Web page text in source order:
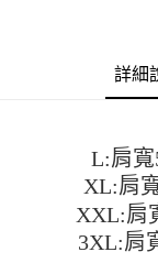
【注意事項】
1.本服務係由「台灣
用戶於交易時，得透
買賣價金債權讓與本
2.基於同意付款使用
資料（包含姓名、電
由本公司與您本人進
１．於結帳方式選擇
結帳頁面，進行簡訊
ATM／網路銀行／等
※ 請注意：結帳手續
購買商品的店家。未
後付繳納相關費用。
※ 交易是否成功請以
是否繳費成功／繳費
付款 後全家取貨
7-11取貨付款
每筆NT$45，滿
付款 後7-11取貨
每筆NT$45，滿
詳細
L:肩寬
XL:肩
XXL:肩
3XL:肩